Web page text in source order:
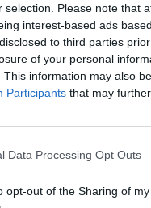
selection. Please note that
interest-based ads
to third parties
of your personal
This information may also
Participants that may
Data Processing Opt Outs
opt-out of the Sharing of my
ψεύτικη”
πλαστικά
υλικού
από κολλάζ
δυνατότητα να
το κρίνει αυτός
μέρος του
κι εργάζονται στη
Κώστας